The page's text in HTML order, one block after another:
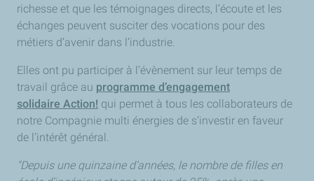
richesse et que les témoignages directs, l’écoute et les
échanges peuvent susciter des vocations pour des
métiers d’avenir dans l’industrie.
Elles ont pu participer à l’évènement sur leur temps de
travail grâce au programme d’engagement
solidaire Action! qui permet à tous les collaborateurs de
notre Compagnie multi énergies de s’investir en faveur
de l’intérêt général.
"Depuis une quinzaine d’années, le nombre de filles en